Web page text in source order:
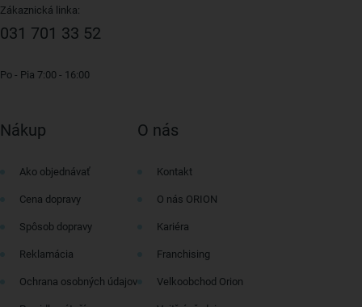
Zákaznická linka:
031 701 33 52
Po - Pia 7:00 - 16:00
Nákup
Ako objednávať
Cena dopravy
Spôsob dopravy
Reklamácia
Ochrana osobných údajov
O nás
Kontakt
O nás ORION
Kariéra
Franchising
Velkoobchod Orion